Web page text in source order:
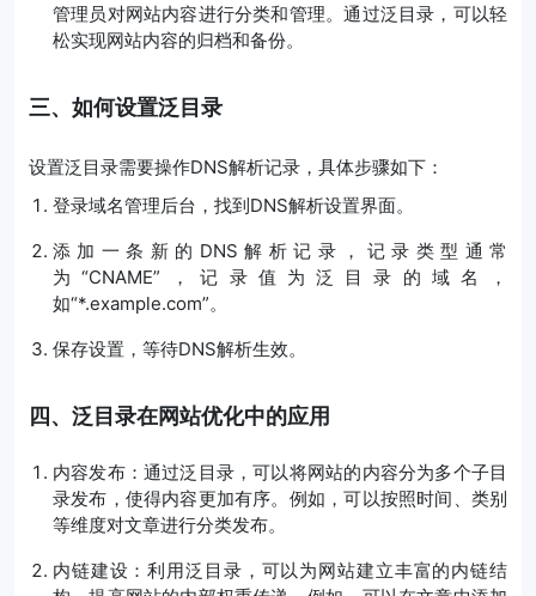
管理员对网站内容进行分类和管理。通过泛目录，可以轻
松实现网站内容的归档和备份。
三、如何设置泛目录
设置泛目录需要操作DNS解析记录，具体步骤如下：
登录域名管理后台，找到DNS解析设置界面。
添加一条新的DNS解析记录，记录类型通常
为“CNAME”，记录值为泛目录的域名，
如“*.example.com”。
保存设置，等待DNS解析生效。
四、泛目录在网站优化中的应用
内容发布：通过泛目录，可以将网站的内容分为多个子目
录发布，使得内容更加有序。例如，可以按照时间、类别
等维度对文章进行分类发布。
内链建设：利用泛目录，可以为网站建立丰富的内链结